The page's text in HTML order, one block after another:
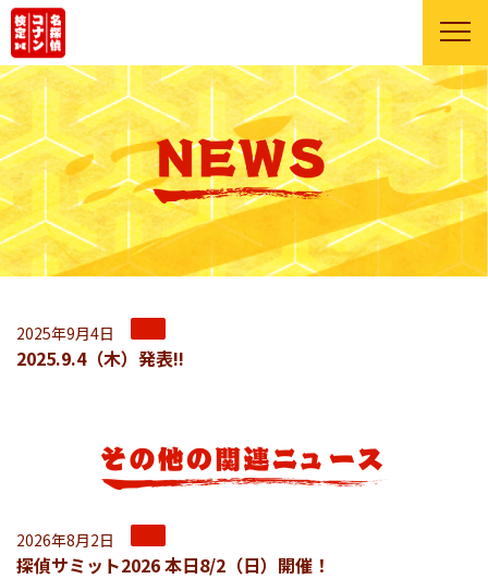
2025年9月4日
2025.9.4（木）発表!!
2026年8月2日
探偵サミット2026 本日8/2（日）開催！